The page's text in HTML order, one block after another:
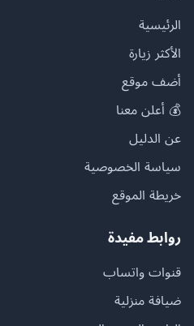
الرئيسية
الأكثر زيارة
أضف موقع
💰 أعلن معنا
عن الدليل
سياسة الخصوصية
خريطة الموقع
روابط مفيدة
قنوات واتساب
ضيافة منزلية